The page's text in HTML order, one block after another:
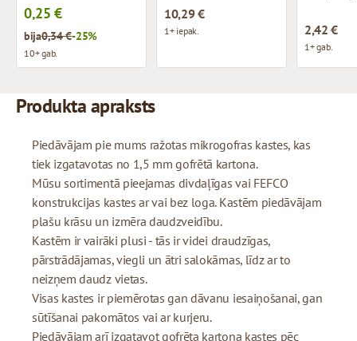
0,25 €
bija0,34 €-25%
10+ gab.
10,29 €
1+ iepak. 2,42 €
1+ gab.
Produkta apraksts
Piedāvājam pie mums ražotas mikrogofras kastes, kas
tiek izgatavotas no 1,5 mm gofrētā kartona.
Mūsu sortimentā pieejamas divdaļīgas vai FEFCO
konstrukcijas kastes ar vai bez loga. Kastēm piedāvājam
plašu krāsu un izmēra daudzveidību.
Kastēm ir vairāki plusi - tās ir videi draudzīgas,
pārstrādājamas, viegli un ātri salokāmas, līdz ar to
neizņem daudz vietas.
Visas kastes ir piemērotas gan dāvanu iesaiņošanai, gan
sūtīšanai pakomātos vai ar kurjeru.
Piedāvājam arī izgatavot gofrēta kartona kastes pēc